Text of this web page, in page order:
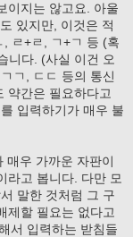
이지는 않고요. 아울
있지만, 이것은 적
ㄹ+ㄹ, ㄱ+ㄱ 등 (혹
니다. (사실 이건 오
ㄱ, ㄷㄷ 등의 통신
약간은 필요하다고
입력하기가 매우 불
매우 가까운 자판이
라고 봅니다. 다만 모
말한 것처럼 그 구
제할 필요는 없다고
서 입력하는 받침들